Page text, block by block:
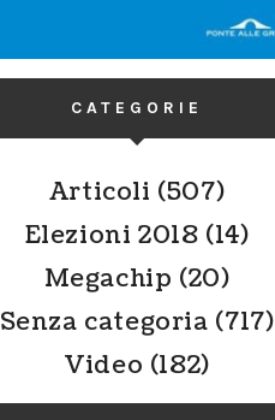
CATEGORIE
Articoli (507)
Elezioni 2018 (14)
Megachip (20)
Senza categoria (717)
Video (182)